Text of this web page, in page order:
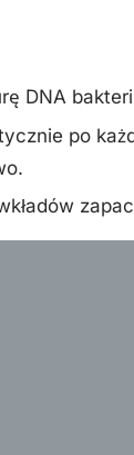
DNA
po